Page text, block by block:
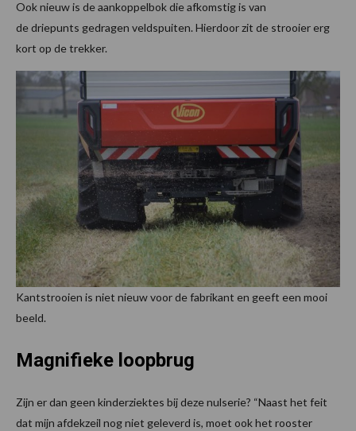
Ook nieuw is de aankoppelbok die afkomstig is van
de driepunts gedragen veldspuiten. Hierdoor zit de strooier erg
kort op de trekker.
Kantstrooien is niet nieuw voor de fabrikant en geeft een mooi
beeld.
Magnifieke loopbrug
Zijn er dan geen kinderziektes bij deze nulserie? “Naast het feit
dat mijn afdekzeil nog niet geleverd is, moet ook het rooster